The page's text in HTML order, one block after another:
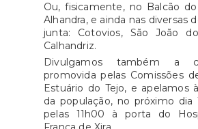
Ou, fisicamente, no Balcão
Alhandra, e ainda nas diversas
junta: Cotovios, São João
Calhandriz.
Divulgamos também a
promovida pelas Comissões
Estuário do Tejo, e apelamos
da população, no próximo dia
pelas 11h00 à porta do